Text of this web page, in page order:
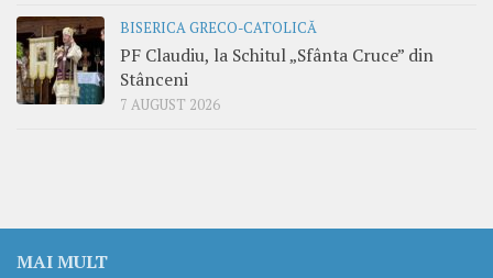
BISERICA GRECO-CATOLICĂ
PF Claudiu, la Schitul „Sfânta Cruce” din
Stânceni
7 AUGUST 2026
MAI MULT